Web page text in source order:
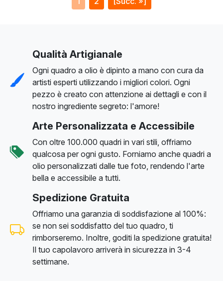
Qualità Artigianale
Ogni quadro a olio è dipinto a mano con cura da
artisti esperti utilizzando i migliori colori. Ogni
pezzo è creato con attenzione ai dettagli e con il
nostro ingrediente segreto: l'amore!
Arte Personalizzata e Accessibile
Con oltre 100.000 quadri in vari stili, offriamo
qualcosa per ogni gusto. Forniamo anche quadri a
olio personalizzati dalle tue foto, rendendo l'arte
bella e accessibile a tutti.
Spedizione Gratuita
Offriamo una garanzia di soddisfazione al 100%:
se non sei soddisfatto del tuo quadro, ti
rimborseremo. Inoltre, goditi la spedizione gratuita!
Il tuo capolavoro arriverà in sicurezza in 3-4
settimane.